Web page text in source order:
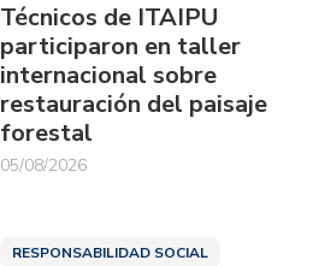
Técnicos de ITAIPU
participaron en taller
internacional sobre
restauración del paisaje
forestal
05/08/2026
RESPONSABILIDAD SOCIAL